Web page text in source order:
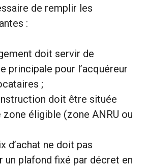
de remplir les
:
doit servir de
principale pour l’acquéreur
;
doit être située
zone éligible (zone ANRU ou
d’achat ne doit pas
un plafond fixé par décret en